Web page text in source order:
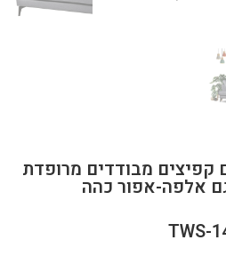
מבודדים מרופדת